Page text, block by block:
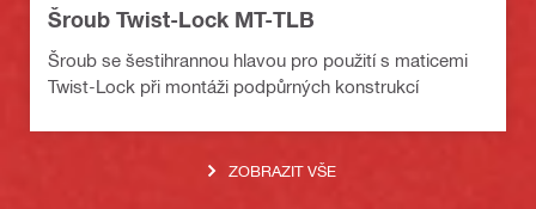
Šroub Twist-Lock MT-TLB
Šroub se šestihrannou hlavou pro použití s maticemi
Twist-Lock při montáži podpůrných konstrukcí
ZOBRAZIT VŠE